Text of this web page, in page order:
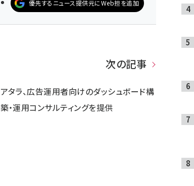
優先するニュース提供元にWeb担を追加
次の記事
アタラ、広告運用者向けのダッシュボード構
築・運用コンサルティングを提供